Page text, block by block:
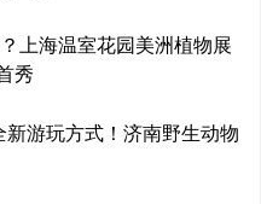
上海温室花园美洲植物展
秀
游玩方式！济南野生动物